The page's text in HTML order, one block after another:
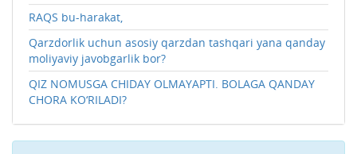
RAQS bu-harakat,
Qarzdorlik uchun asosiy qarzdan tashqari yana qanday
moliyaviy javobgarlik bor?
QIZ NOMUSGA CHIDAY OLMAYAPTI. BOLAGA QANDAY
CHORA KO‘RILADI?